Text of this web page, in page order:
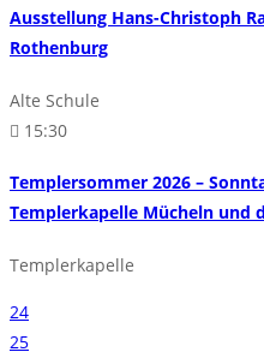
Ausstellung Hans-Christoph
Rothenburg
Alte Schule
15:30
Templersommer 2026 –
Templerkapelle Mücheln und
Templerkapelle
24
25